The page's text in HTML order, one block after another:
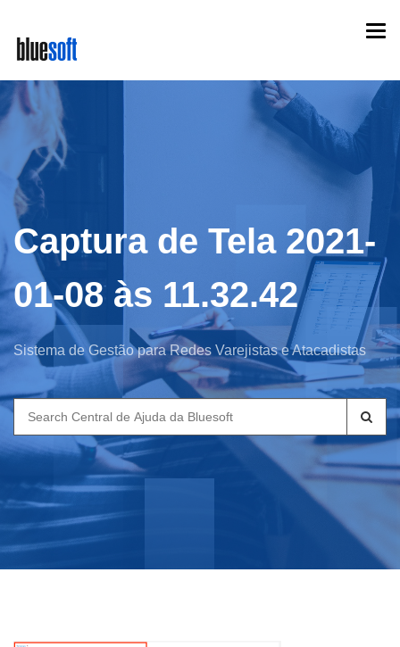
main
content
Captura de Tela 2021-
01-08 às 11.32.42
Sistema de Gestão para Redes Varejistas e Atacadistas
Search
for: